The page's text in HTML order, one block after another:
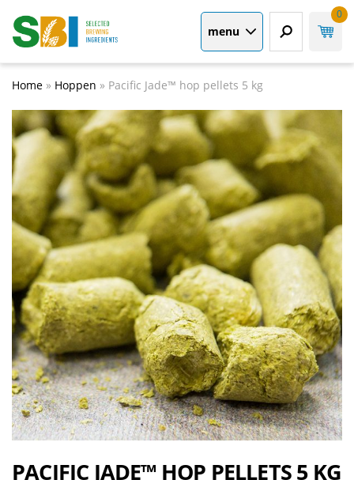
menu
0
Home » Hoppen » Pacific Jade™ hop pellets 5 kg
PACIFIC JADE™ HOP PELLETS 5 KG